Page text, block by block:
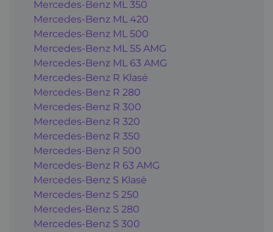
Mercedes-Benz ML 350
Mercedes-Benz ML 420
Mercedes-Benz ML 500
Mercedes-Benz ML 55 AMG
Mercedes-Benz ML 63 AMG
Mercedes-Benz R Klasė
Mercedes-Benz R 280
Mercedes-Benz R 300
Mercedes-Benz R 320
Mercedes-Benz R 350
Mercedes-Benz R 500
Mercedes-Benz R 63 AMG
Mercedes-Benz S Klasė
Mercedes-Benz S 250
Mercedes-Benz S 280
Mercedes-Benz S 300